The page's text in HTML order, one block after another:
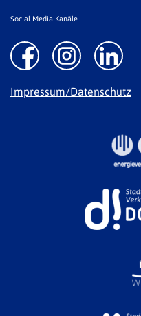
Social Media Kanäle
Impressum/Datenschutz